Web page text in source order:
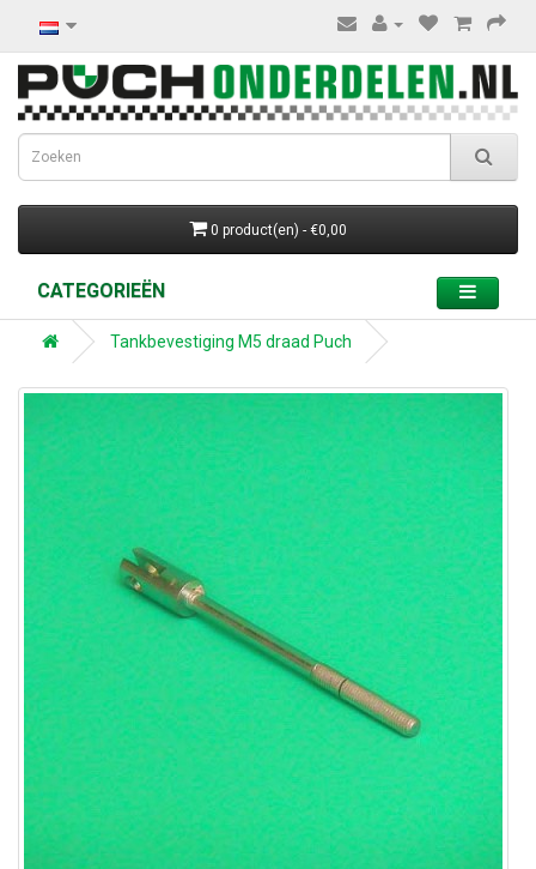
0 product(en) - €0,00
CATEGORIEËN
Tankbevestiging M5 draad Puch